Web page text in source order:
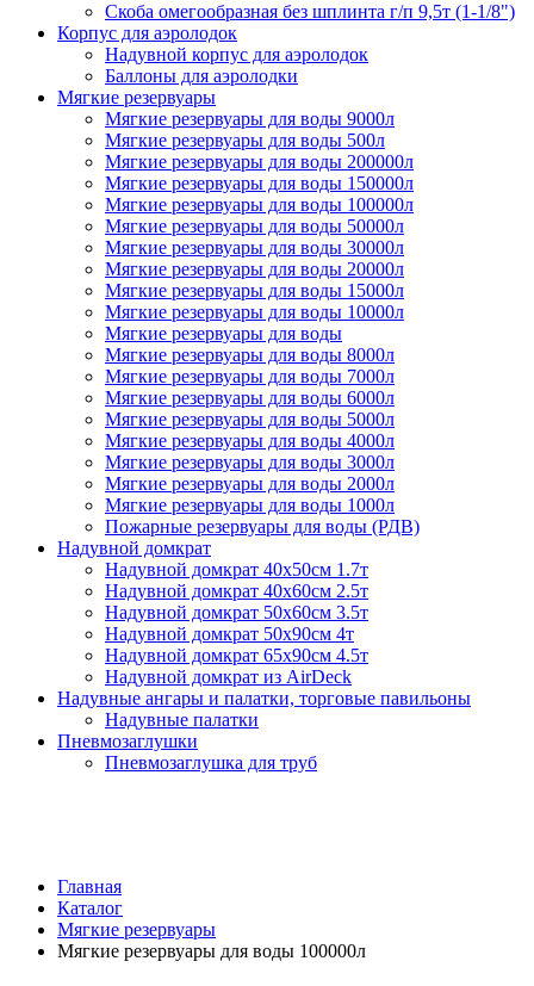
Скоба омегообразная без шплинта г/п 9,5т (1-1/8")
Корпус для аэролодок
Надувной корпус для аэролодок
Баллоны для аэролодки
Мягкие резервуары
Мягкие резервуары для воды 9000л
Мягкие резервуары для воды 500л
Мягкие резервуары для воды 200000л
Мягкие резервуары для воды 150000л
Мягкие резервуары для воды 100000л
Мягкие резервуары для воды 50000л
Мягкие резервуары для воды 30000л
Мягкие резервуары для воды 20000л
Мягкие резервуары для воды 15000л
Мягкие резервуары для воды 10000л
Мягкие резервуары для воды
Мягкие резервуары для воды 8000л
Мягкие резервуары для воды 7000л
Мягкие резервуары для воды 6000л
Мягкие резервуары для воды 5000л
Мягкие резервуары для воды 4000л
Мягкие резервуары для воды 3000л
Мягкие резервуары для воды 2000л
Мягкие резервуары для воды 1000л
Пожарные резервуары для воды (РДВ)
Надувной домкрат
Надувной домкрат 40х50см 1.7т
Надувной домкрат 40х60см 2.5т
Надувной домкрат 50х60см 3.5т
Надувной домкрат 50х90см 4т
Надувной домкрат 65х90см 4.5т
Надувной домкрат из AirDeck
Надувные ангары и палатки, торговые павильоны
Надувные палатки
Пневмозаглушки
Пневмозаглушка для труб
Главная
Каталог
Мягкие резервуары
Мягкие резервуары для воды 100000л